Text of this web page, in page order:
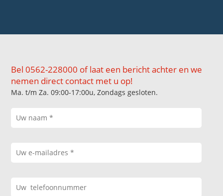
Bel 0562-228000 of laat een bericht achter en we
nemen direct contact met u op!
Ma. t/m Za. 09:00-17:00u, Zondags gesloten.